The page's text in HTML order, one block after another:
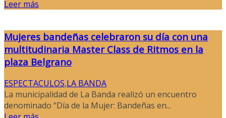
Leer más
Mujeres bandeñas celebraron su día con una
multitudinaria Master Class de Ritmos en la
plaza Belgrano
ESPECTACULOS,LA BANDA
La municipalidad de La Banda realizó un encuentro
denominado “Día de la Mujer: Bandeñas en...